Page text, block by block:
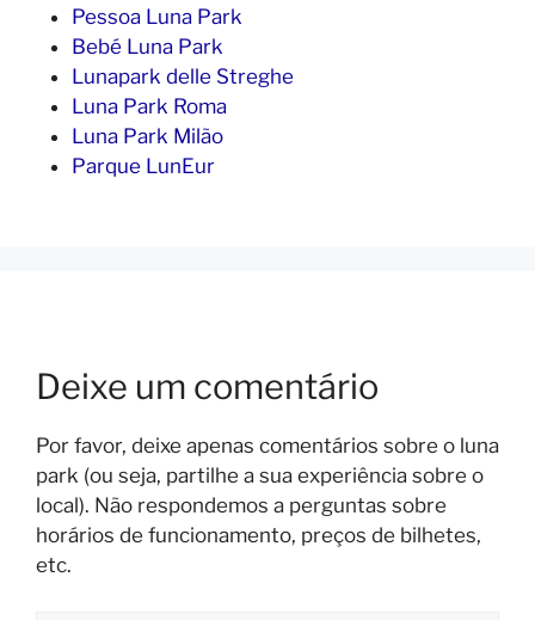
Pessoa Luna Park
Bebé Luna Park
Lunapark delle Streghe
Luna Park Roma
Luna Park Milão
Parque LunEur
Deixe um comentário
Por favor, deixe apenas comentários sobre o luna
park (ou seja, partilhe a sua experiência sobre o
local). Não respondemos a perguntas sobre
horários de funcionamento, preços de bilhetes,
etc.